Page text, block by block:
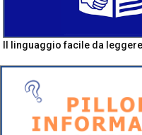
Il linguaggio facile da leggere